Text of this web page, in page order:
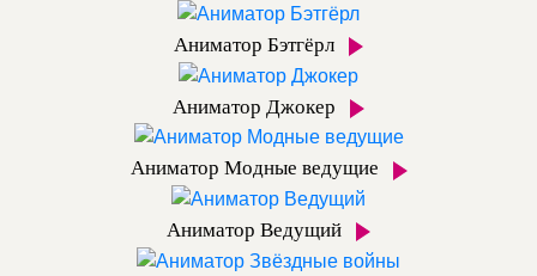
Аниматор Бэтгёрл
Аниматор Джокер
Аниматор Модные ведущие
Аниматор Ведущий